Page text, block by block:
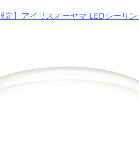
定】アイリスオーヤマ LEDシーリ